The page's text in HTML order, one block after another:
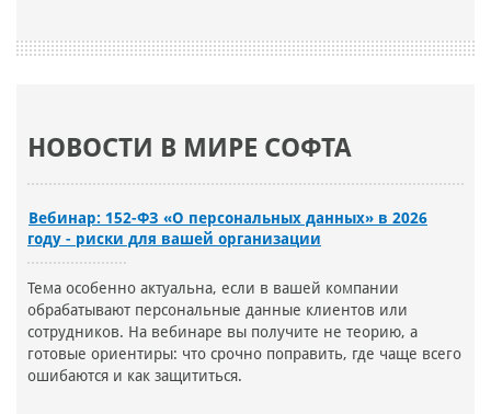
НОВОСТИ В МИРЕ СОФТА
Вебинар: 152-ФЗ «О персональных данных» в 2026
году - риски для вашей организации
Тема особенно актуальна, если в вашей компании
обрабатывают персональные данные клиентов или
сотрудников. На вебинаре вы получите не теорию, а
готовые ориентиры: что срочно поправить, где чаще всего
ошибаются и как защититься.